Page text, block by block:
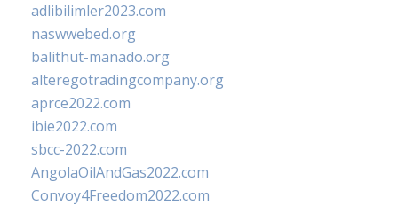
adlibilimler2023.com
naswwebed.org
balithut-manado.org
alteregotradingcompany.org
aprce2022.com
ibie2022.com
sbcc-2022.com
AngolaOilAndGas2022.com
Convoy4Freedom2022.com